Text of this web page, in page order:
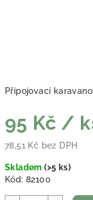
Připojovací
95 Kč /
78,51 Kč bez DPH
Skladem(>5 ks)
Kód: 82100